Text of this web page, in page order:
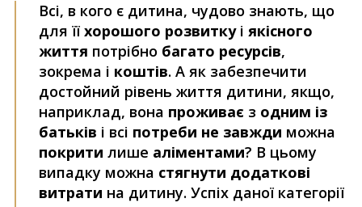
Всі, в кого є дитина, чудово знають, що
для її хорошого розвиткуі якісного
життя потрібно багато ресурсів,
зокрема і коштів. А як забезпечити
достойний рівень життя дитини, якщо,
наприклад, вона проживає з одним із
батьків і всі потреби не завжди можна
покрити лише аліментами? В цьому
випадку можна стягнути додаткові
витрати на дитину. Успіх даної категорії